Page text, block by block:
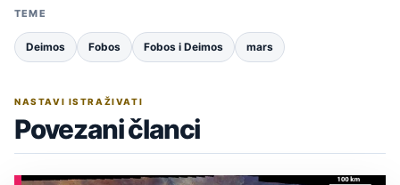
TEME
Deimos Fobos Fobos i Deimos mars
NASTAVI ISTRAŽIVATI
Povezani članci